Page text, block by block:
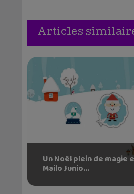
Articles
Un Noël plein de magie
Mailo Junio...